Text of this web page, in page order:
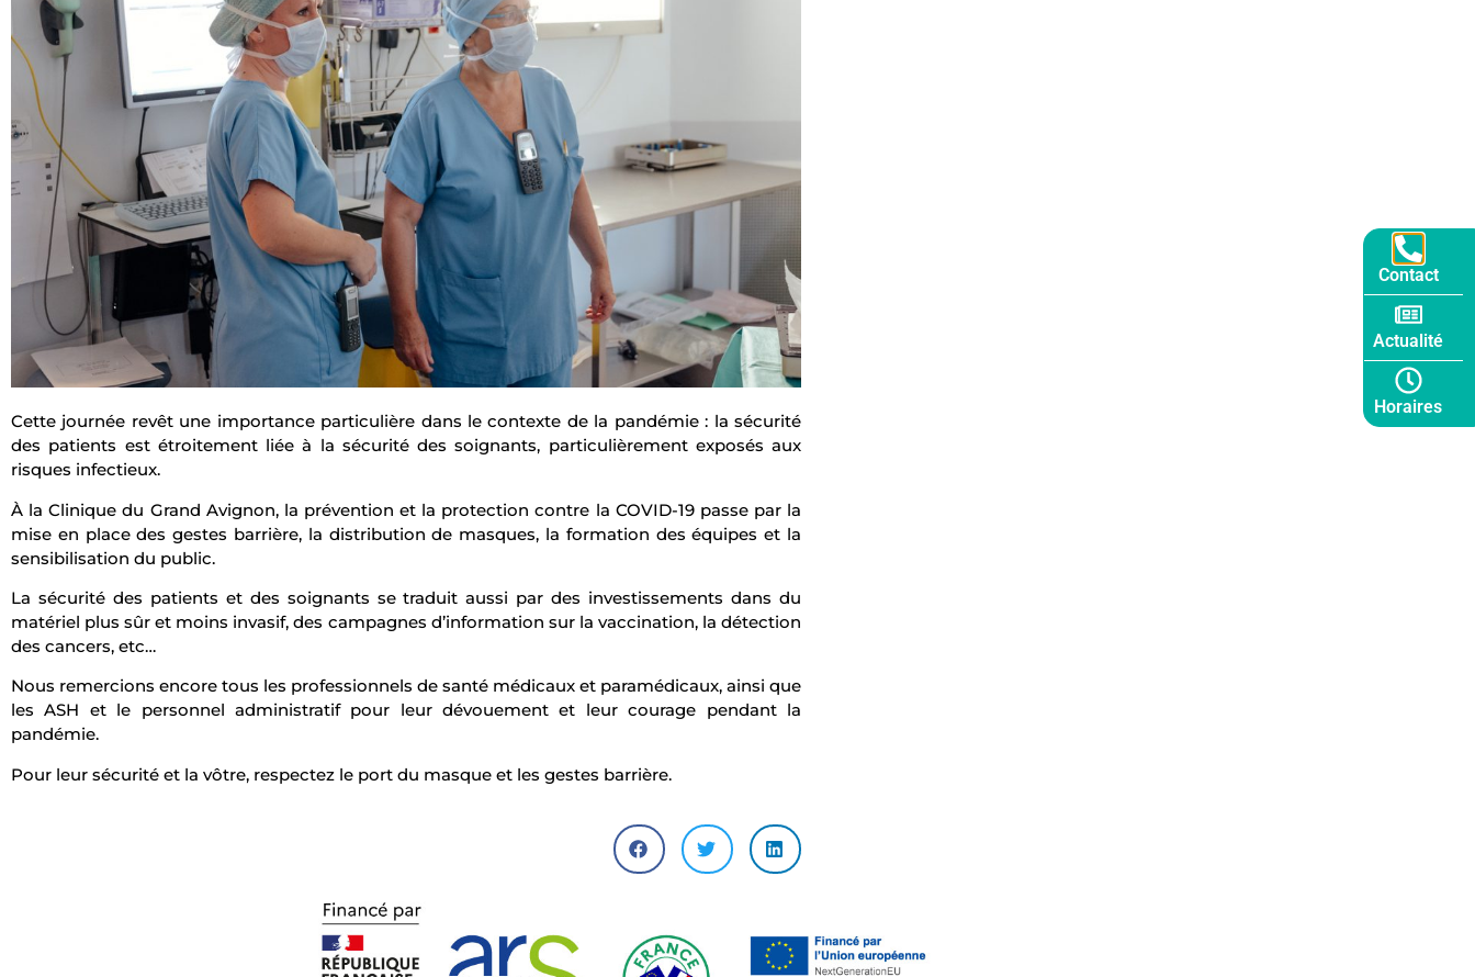
Cette journée revêt une importance particulière dans le contexte de la pandémie : la sécurité
des patients est étroitement liée à la sécurité des soignants, particulièrement exposés aux
risques infectieux.
À la Clinique du Grand Avignon, la prévention et la protection contre la COVID-19 passe par la
mise en place des gestes barrière, la distribution de masques, la formation des équipes et la
sensibilisation du public.
La sécurité des patients et des soignants se traduit aussi par des investissements dans du
matériel plus sûr et moins invasif, des campagnes d’information sur la vaccination, la détection
des cancers, etc…
Nous remercions encore tous les professionnels de santé médicaux et paramédicaux, ainsi que
les ASH et le personnel administratif pour leur dévouement et leur courage pendant la
pandémie.
Pour leur sécurité et la vôtre, respectez le port du masque et les gestes barrière.
Contact
Actualité
Horaires